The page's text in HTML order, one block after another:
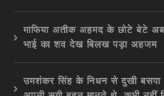
माफिया अतीक अहमद के छोटे बेटे
भाई का शव देख बिलख पड़ा अहजम
उमशंकर सिंह के निधन से दुखी बसपा